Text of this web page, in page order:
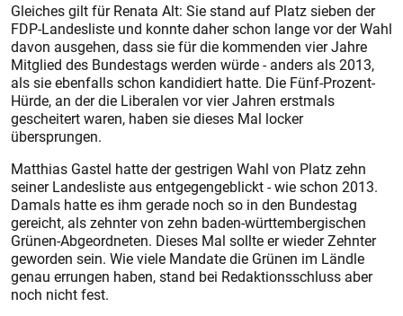
Gleiches gilt für Renata Alt: Sie stand auf Platz sieben der
FDP-Landesliste und konnte daher schon lange vor der Wahl
davon ausgehen, dass sie für die kommenden vier Jahre
Mitglied des Bundestags werden würde - anders als 2013,
als sie ebenfalls schon kandidiert hatte. Die Fünf-Prozent-
Hürde, an der die Liberalen vor vier Jahren erstmals
gescheitert waren, haben sie dieses Mal locker
übersprungen.
Matthias Gastel hatte der gestrigen Wahl von Platz zehn
seiner Landesliste aus entgegengeblickt - wie schon 2013.
Damals hatte es ihm gerade noch so in den Bundestag
gereicht, als zehnter von zehn baden-württembergischen
Grünen-Abgeordneten. Dieses Mal sollte er wieder Zehnter
geworden sein. Wie viele Mandate die Grünen im Ländle
genau errungen haben, stand bei Redaktionsschluss aber
noch nicht fest.